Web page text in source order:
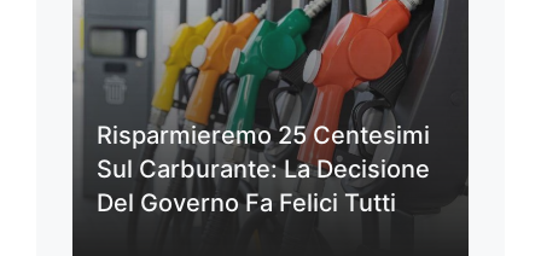
Risparmieremo 25 Centesimi
Sul Carburante: La Decisione
Del Governo Fa Felici Tutti